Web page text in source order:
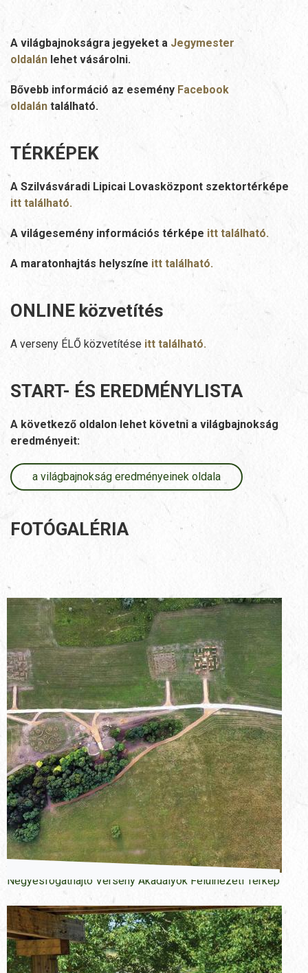
A világbajnokságra jegyeket a Jegymester
oldalán lehet vásárolni.
Bővebb információ az esemény Facebook
oldalán található.
TÉRKÉPEK
A Szilvásváradi Lipicai Lovasközpont szektortérképe
itt található.
A világesemény információs térképe itt található.
A maratonhajtás helyszíne itt található.
ONLINE közvetítés
A verseny ÉLŐ közvetítése itt található.
START- ÉS EREDMÉNYLISTA
A következő oldalon lehet követni a világbajnokság
eredményeit:
a világbajnokság eredményeinek oldala
FOTÓGALÉRIA
Négyesfogathajtó Verseny Akadályok Felülnézeti Térkép